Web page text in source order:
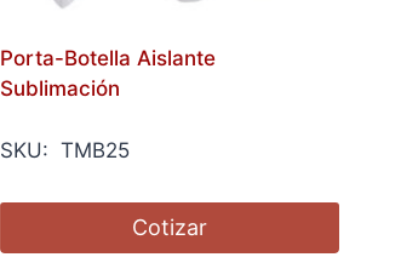
Porta-Botella Aislante
Sublimación
SKU: TMB25
Cotizar